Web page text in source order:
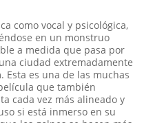
como vocal y psicológica,
en un monstruo
a medida que pasa por
ciudad extremadamente
Esta es una de las muchas
que también
cada vez más alineado y
si está inmerso en su